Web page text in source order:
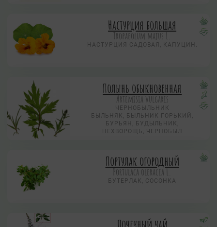
Настурция большая
Tropaeolum majus L.
НАСТУРЦИЯ САДОВАЯ, КАПУЦИН.
Полынь обыкновенная
Artemisia vulgaris
ЧЕРНОБЫЛЬНИК
БЫЛЬНЯК, БЫЛЬНИК ГОРЬКИЙ,
БУРЬЯН, БУДЫЛЬНИК,
НЕХВОРОЩЬ, ЧЕРНОБЫЛ
Портулак огородный
Portulaca oleracea L.
БУТЕРЛАК, СОСОНКА